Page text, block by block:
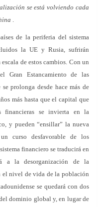
se está volviendo cada
.
de la periferia del sistema
la UE y Rusia, sufrirán
de estos cambios. Con un
Gran Estancamiento de las
prolonga desde hace más de
más hasta que el capital que
financieras se invierta en la
y pueden “ensillar” la nueva
curso desfavorable de los
financiero se traducirá en
a la desorganización de la
el nivel de vida de la población
se quedará con dos
dominio global y, en lugar de